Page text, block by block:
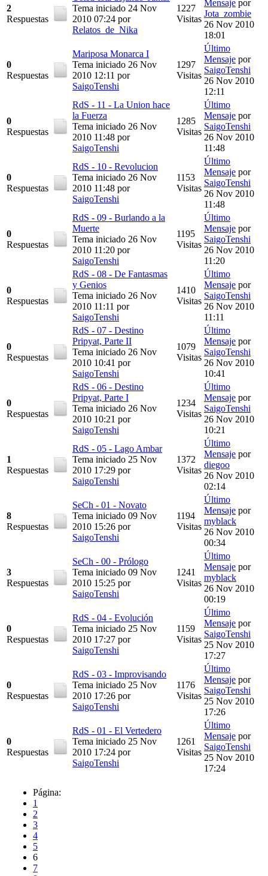
2
Respuestas
Tema iniciado 24 Nov
2010 07:24 por
Relatos_de_Nika
1227
Visitas
Mensaje por
Jota_zombie
26 Nov 2010
18:01
0
Respuestas
Mariposa Monarca I
Tema iniciado 26 Nov
2010 12:11 por
SaigoTenshi
1297
Visitas
Último
Mensaje por
SaigoTenshi
26 Nov 2010
12:11
0
Respuestas
RdS - 11 - La Union hace
la Fuerza
Tema iniciado 26 Nov
2010 11:48 por
SaigoTenshi
1285
Visitas
Último
Mensaje por
SaigoTenshi
26 Nov 2010
11:48
0
Respuestas
RdS - 10 - Revolucion
Tema iniciado 26 Nov
2010 11:48 por
SaigoTenshi
1153
Visitas
Último
Mensaje por
SaigoTenshi
26 Nov 2010
11:48
0
Respuestas
RdS - 09 - Burlando a la
Muerte
Tema iniciado 26 Nov
2010 11:20 por
SaigoTenshi
1195
Visitas
Último
Mensaje por
SaigoTenshi
26 Nov 2010
11:20
0
Respuestas
RdS - 08 - De Fantasmas
y Genios
Tema iniciado 26 Nov
2010 11:11 por
SaigoTenshi
1410
Visitas
Último
Mensaje por
SaigoTenshi
26 Nov 2010
11:11
0
Respuestas
RdS - 07 - Destino
Pripyat, Parte II
Tema iniciado 26 Nov
2010 10:41 por
SaigoTenshi
1079
Visitas
Último
Mensaje por
SaigoTenshi
26 Nov 2010
10:41
0
Respuestas
RdS - 06 - Destino
Pripyat, Parte I
Tema iniciado 26 Nov
2010 10:21 por
SaigoTenshi
1234
Visitas
Último
Mensaje por
SaigoTenshi
26 Nov 2010
10:21
1
Respuestas
RdS - 05 - Lago Ambar
Tema iniciado 25 Nov
2010 17:29 por
SaigoTenshi
1372
Visitas
Último
Mensaje por
diegoo
26 Nov 2010
02:14
8
Respuestas
SeCh - 01 - Novato
Tema iniciado 09 Nov
2010 15:26 por
SaigoTenshi
1194
Visitas
Último
Mensaje por
myblack
26 Nov 2010
00:34
3
Respuestas
SeCh - 00 - Prólogo
Tema iniciado 09 Nov
2010 15:25 por
SaigoTenshi
1241
Visitas
Último
Mensaje por
myblack
26 Nov 2010
00:19
0
Respuestas
RdS - 04 - Evolución
Tema iniciado 25 Nov
2010 17:27 por
SaigoTenshi
1159
Visitas
Último
Mensaje por
SaigoTenshi
25 Nov 2010
17:27
0
Respuestas
RdS - 03 - Improvisando
Tema iniciado 25 Nov
2010 17:26 por
SaigoTenshi
1176
Visitas
Último
Mensaje por
SaigoTenshi
25 Nov 2010
17:26
0
Respuestas
RdS - 01 - El Vertedero
Tema iniciado 25 Nov
2010 17:24 por
SaigoTenshi
1261
Visitas
Último
Mensaje por
SaigoTenshi
25 Nov 2010
17:24
Página:
1
2
3
4
5
6
7